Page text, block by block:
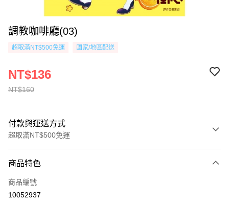
調教咖啡廳(03)
超取滿NT$500免運 國家/地區配送
NT$160
NT$136
付款與運送方式
超取滿NT$500免運
信用卡一次付款
超商取貨付款
商品特色
商品編號
10052937